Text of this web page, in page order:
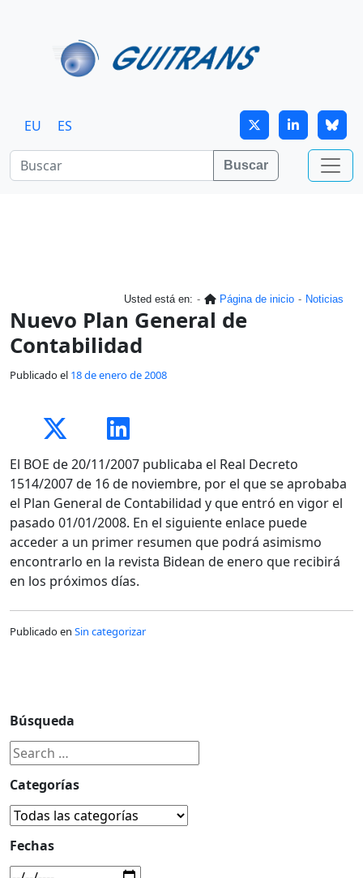
EU ES
Buscar
Usted está en: Página de inicio Noticias
Nuevo Plan General de
Contabilidad
Publicado el 18 de enero de 2008
El BOE de 20/11/2007 publicaba el Real Decreto
1514/2007 de 16 de noviembre, por el que se aprobaba
el Plan General de Contabilidad y que entró en vigor el
pasado 01/01/2008. En el siguiente enlace puede
acceder a un primer resumen que podrá asimismo
encontrarlo en la revista Bidean de enero que recibirá
en los próximos días.
Publicado en Sin categorizar
Búsqueda
Categorías
Fechas